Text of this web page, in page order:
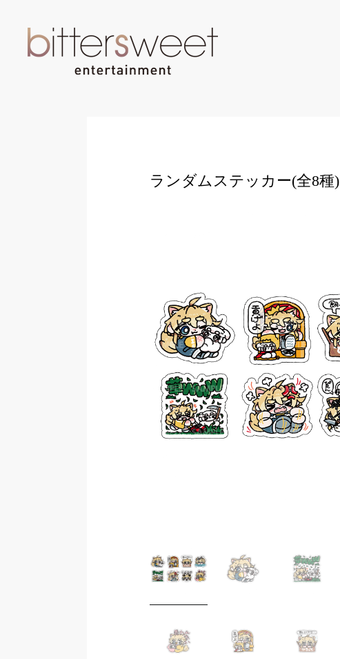
ランダムステッカー(全8種)